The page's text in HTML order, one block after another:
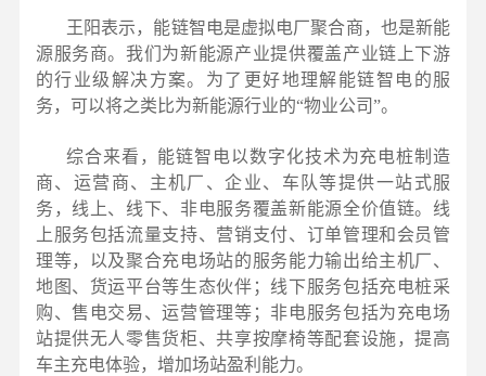
王阳表示，能链智电是虚拟电厂聚合商，也是新能
源服务商。我们为新能源产业提供覆盖产业链上下游
的行业级解决方案。为了更好地理解能链智电的服
务，可以将之类比为新能源行业的“物业公司”。
综合来看，能链智电以数字化技术为充电桩制造
商、运营商、主机厂、企业、车队等提供一站式服
务，线上、线下、非电服务覆盖新能源全价值链。线
上服务包括流量支持、营销支付、订单管理和会员管
理等，以及聚合充电场站的服务能力输出给主机厂、
地图、货运平台等生态伙伴；线下服务包括充电桩采
购、售电交易、运营管理等；非电服务包括为充电场
站提供无人零售货柜、共享按摩椅等配套设施，提高
车主充电体验，增加场站盈利能力。